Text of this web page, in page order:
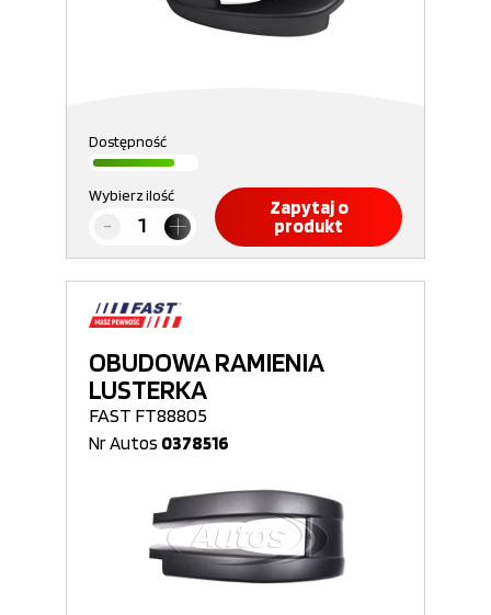
Dostępność
Wybierz ilość
Zapytaj o
produkt
OBUDOWA RAMIENIA
LUSTERKA
FAST FT88805
Nr Autos 0378516